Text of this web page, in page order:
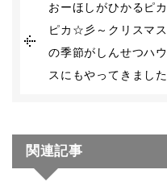
おーほしがひかるピカ
ピカ☆彡～クリスマス
の季節がしんせつハウ
スにもやってきました
関連記事